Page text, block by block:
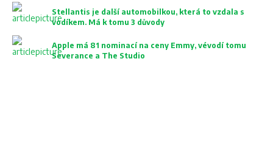
Stellantis je další automobilkou, která to vzdala s
vodíkem. Má k tomu 3 důvody
Apple má 81 nominací na ceny Emmy, vévodí tomu
Severance a The Studio